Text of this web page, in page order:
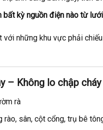
bất kỳ nguồn điện nào từ
với những khu vực phải
– Không lo chập cháy
rà
sân, cột cổng, trụ bê